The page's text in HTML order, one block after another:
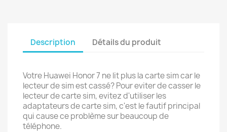
Description Détails du produit
Votre Huawei Honor 7 ne lit plus la carte sim car le
lecteur de sim est cassé? Pour eviter de casser le
lecteur de carte sim, evitez d'utiliser les
adaptateurs de carte sim, c'est le fautif principal
qui cause ce problème sur beaucoup de
téléphone.